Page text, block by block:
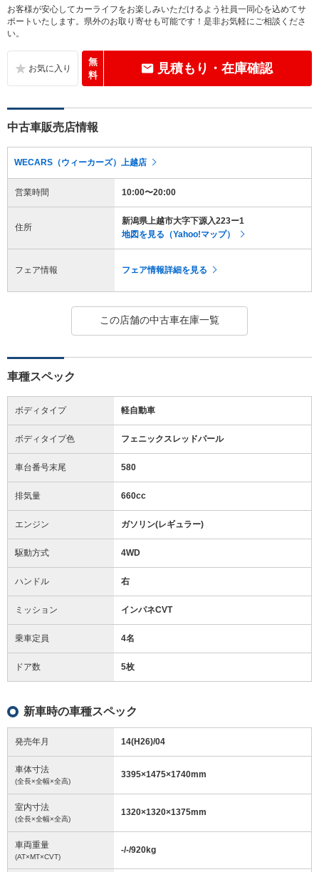
お客様が安心してカーライフをお楽しみいただけるよう社員一同心を込めてサ
ポートいたします。県外のお取り寄せも可能です！是非お気軽にご相談くださ
い。
無
料
見積もり・在庫確認
中古車販売店情報
WECARS（ウィーカーズ）上越店
営業時間 10:00〜20:00
住所
新潟県上越市大字下源入223ー1
地図を見る（Yahoo!マップ）
フェア情報 フェア情報詳細を見る
この店舗の中古車在庫一覧
車種スペック
ボディタイプ 軽自動車
ボディタイプ色 フェニックスレッドパール
車台番号末尾 580
排気量 660cc
エンジン ガソリン(レギュラー)
駆動方式 4WD
ハンドル 右
ミッション インパネCVT
乗車定員 4名
ドア数 5枚
新車時の車種スペック
発売年月 14(H26)/04
車体寸法
(全長×全幅×全高)
3395×1475×1740mm
室内寸法
(全長×全幅×全高)
1320×1320×1375mm
車両重量
(AT×MT×CVT)
-/-/920kg